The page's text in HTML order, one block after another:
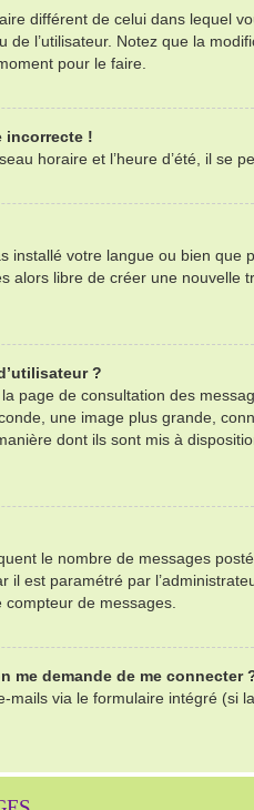
différent de celui dans lequel
l’utilisateur. Notez que la
pour le faire.
incorrecte !
horaire et l’heure d’été, il se
installé votre langue ou bien
alors libre de créer une
?
page de consultation des
une image plus grande,
dont ils sont mis à
le nombre de messages
il est paramétré par
de messages.
me demande de me connecter
mails via le formulaire intégré